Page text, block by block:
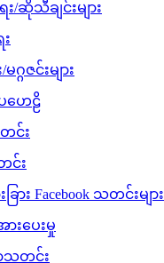
ဆိုသီချင်းများ
ဂ္ဂဇင်းများ
ဟေဠိ
င်း
း
ြား Facebook သတင်းများ
းပေးမှု
သတင်း